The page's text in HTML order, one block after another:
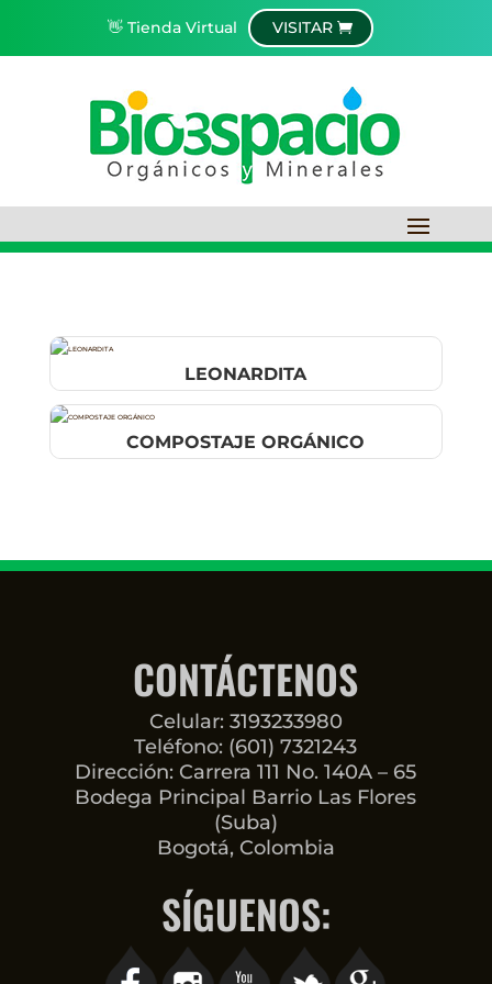
👋 Tienda Virtual VISITAR
LEONARDITA
COMPOSTAJE ORGÁNICO
CONTÁCTENOS
Celular: 3193233980
Teléfono: (601) 7321243
Dirección: Carrera 111 No. 140A – 65
Bodega Principal Barrio Las Flores
(Suba)
Bogotá, Colombia
SÍGUENOS: